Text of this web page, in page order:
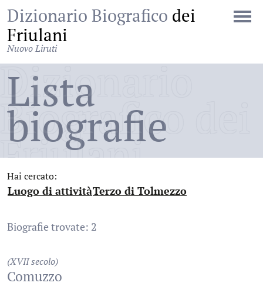
Dizionario Biografico dei
Friulani
Nuovo Liruti
Dizionario
Biografico dei
Friulani
Lista
biografie
Hai cercato:
Luogo di attività
:Terzo di Tolmezzo
Biografie trovate: 2
(XVII secolo)
Comuzzo